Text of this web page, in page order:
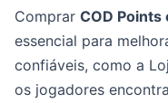
Comprar COD Points
essencial para
confiáveis, como a
os jogadores